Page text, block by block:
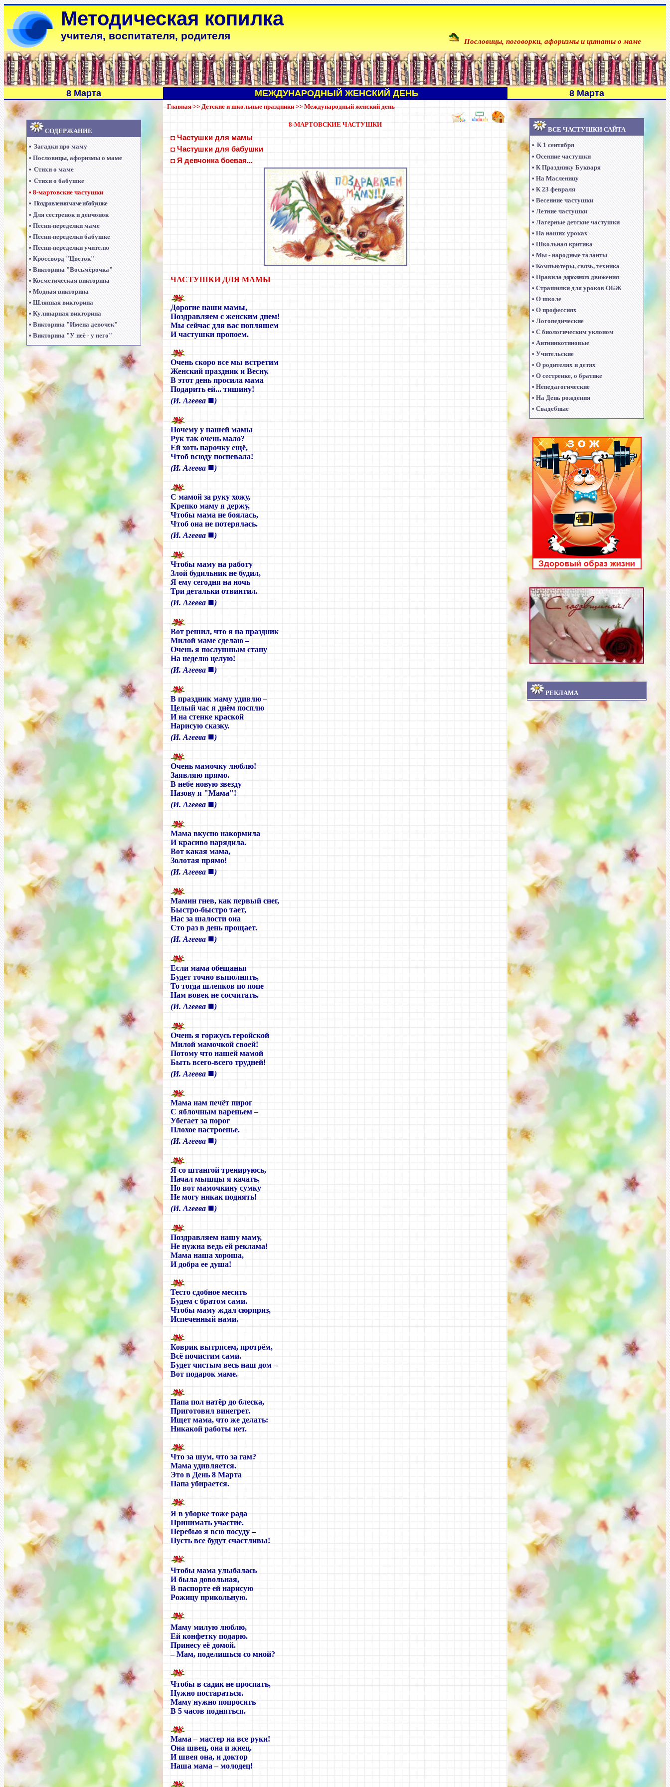
Методическая копилка
учителя, воспитателя, родителя Пословицы, поговорки, афоризмы и цитаты о маме
8 Марта МЕЖДУНАРОДНЫЙ ЖЕНСКИЙ ДЕНЬ 8 Марта
СОДЕРЖАНИЕ
• Загадки про маму
• Пословицы, афоризмы о маме
• Стихи о маме
• Стихи о бабушке
• 8-мартовские частушки
• Поздравления маме и бабушке
• Для сестренок и девчонок
• Песни-переделки маме
• Песни-переделки бабушке
• Песни-переделки учителю
• Кроссворд "Цветок"
• Викторина "Восьмёрочка"
• Косметическая викторина
• Модная викторина
• Шляпная викторина
• Кулинарная викторина
• Викторина "Имена девочек"
• Викторина "У неё - у него"
Главная >> Детские и школьные праздники >> Международный женский день
8-МАРТОВСКИЕ ЧАСТУШКИ
◘ Частушки для мамы
◘ Частушки для бабушки
◘ Я девчонка боевая...
ЧАСТУШКИ ДЛЯ МАМЫ
Дорогие наши мамы,
Поздравляем с женским днем!
Мы сейчас для вас попляшем
И частушки пропоем.
Очень скоро все мы встретим
Женский праздник и Весну.
В этот день просила мама
Подарить ей... тишину!
(И. Агеева ■)
Почему у нашей мамы
Рук так очень мало?
Ей хоть парочку ещё,
Чтоб всюду поспевала!
(И. Агеева ■)
С мамой за руку хожу,
Крепко маму я держу,
Чтобы мама не боялась,
Чтоб она не потерялась.
(И. Агеева ■)
Чтобы маму на работу
Злой будильник не будил,
Я ему сегодня на ночь
Три детальки отвинтил.
(И. Агеева ■)
Вот решил, что я на праздник
Милой маме сделаю–
Очень я послушным стану
На неделю целую!
(И. Агеева ■)
В праздник маму удивлю–
Целый час я днём посплю
И на стенке краской
Нарисую сказку.
(И. Агеева ■)
Очень мамочку люблю!
Заявляю прямо.
В небе новую звезду
Назову я "Мама"!
(И. Агеева ■)
Мама вкусно накормила
И красиво нарядила.
Вот какая мама,
Золотая прямо!
(И. Агеева ■)
Мамин гнев, как первый снег,
Быстро-быстро тает,
Нас за шалости она
Сто раз в день прощает.
(И. Агеева ■)
Если мама обещанья
Будет точно выполнять,
То тогда шлепков по попе
Нам вовек не сосчитать.
(И. Агеева ■)
Очень я горжусь геройской
Милой мамочкой своей!
Потому что нашей мамой
Быть всего-всего трудней!
(И. Агеева ■)
Мама нам печёт пирог
С яблочным вареньем –
Убегает за порог
Плохое настроенье.
(И. Агеева ■)
Я со штангой тренируюсь,
Начал мышцы я качать,
Но вот мамочкину сумку
Не могу никак поднять!
(И. Агеева ■)
Поздравляем нашу маму,
Не нужна ведь ей реклама!
Мама наша хороша,
И добра ее душа!
Тесто сдобное месить
Будем с братом сами.
Чтобы маму ждал сюрприз,
Испеченный нами.
Коврик вытрясем, протрём,
Всё почистим сами.
Будет чистым весь наш дом–
Вот подарок маме.
Папа пол натёр до блеска,
Приготовил винегрет.
Ищет мама, что же делать:
Никакой работы нет.
Что за шум, что за гам?
Мама удивляется.
Это в День 8 Марта
Папа убирается.
Я в уборке тоже рада
Принимать участие.
Перебью я всю посуду –
Пусть все будут счастливы!
Чтобы мама улыбалась
И была довольная,
В паспорте ей нарисую
Рожицу прикольную.
Маму милую люблю,
Ей конфетку подарю.
Принесу её домой.
– Мам, поделишься со мной?
Чтобы в садик не проспать,
Нужно постараться.
Маму нужно попросить
В 5 часов подняться.
Мама–мастер на все руки!
Она швец, она и жнец.
И швея она, и доктор
Наша мама–молодец!
ВСЕ ЧАСТУШКИ САЙТА
• К 1 сентября
• Осенние частушки
• К Празднику Букваря
• На Масленицу
• К 23 февраля
• Весенние частушки
• Летние частушки
• Лагерные детские частушки
• На наших уроках
• Школьная критика
• Мы - народные таланты
• Компьютеры, связь, техника
• Правила дорожного движения
• Страшилки для уроков ОБЖ
• О школе
• О профессиях
• Логопедические
• С биологическим уклоном
• Антиникотиновые
• Учительские
• О родителях и детях
• О сестренке, о братике
• Непедагогические
• На День рождения
• Свадебные
РЕКЛАМА